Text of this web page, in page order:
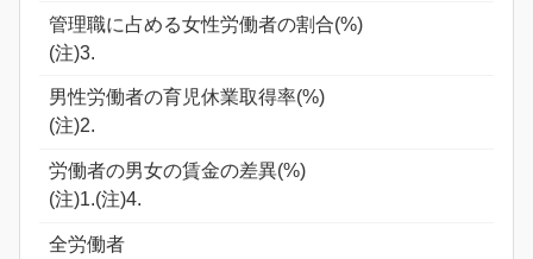
管理職に占める女性労働者の割合(%)
(注)3.
男性労働者の育児休業取得率(%)
(注)2.
労働者の男女の賃金の差異(%)
(注)1.(注)4.
全労働者